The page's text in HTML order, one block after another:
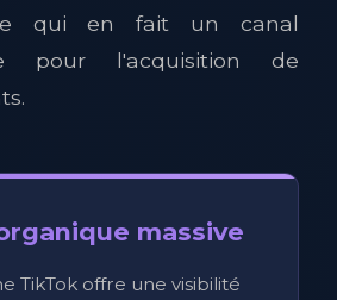
qui en fait un canal
pour l'acquisition de
massive
TikTok offre une visibilité